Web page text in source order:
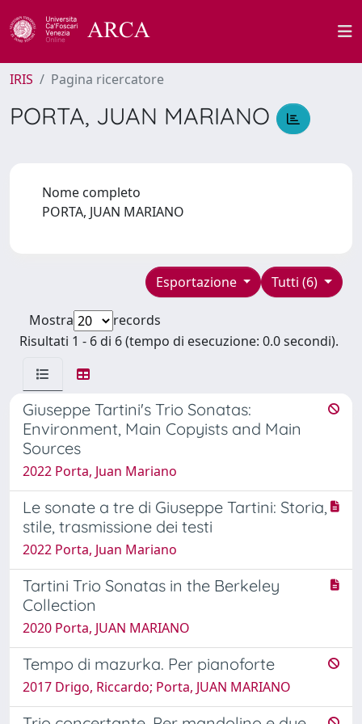
IRIS Pagina ricercatore
PORTA, JUAN MARIANO
Nome completo
PORTA, JUAN MARIANO
Tutti (6)
Esportazione
Mostra
records
Risultati 1 - 6 di 6 (tempo di esecuzione: 0.0 secondi).
Giuseppe Tartini's Trio Sonatas:
Environment, Main Copyists and Main
Sources
2022 Porta, Juan Mariano
Le sonate a tre di Giuseppe Tartini: Storia,
stile, trasmissione dei testi
2022 Porta, Juan Mariano
Tartini Trio Sonatas in the Berkeley
Collection
2020 Porta, JUAN MARIANO
Tempo di mazurka. Per pianoforte
2017 Drigo, Riccardo; Porta, JUAN MARIANO